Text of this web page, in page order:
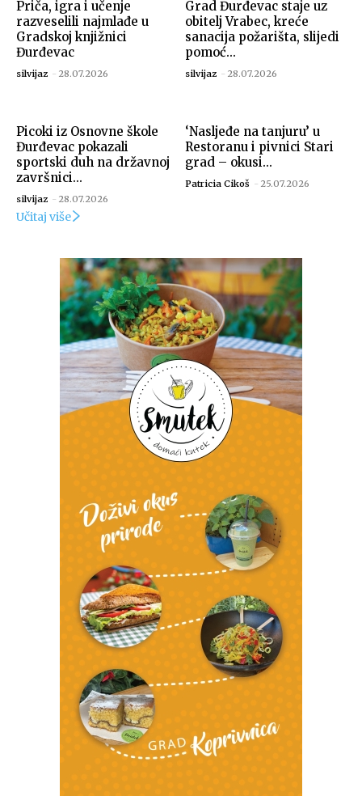
Foto: Marko Štefanov
Foto: Marko Štefanov
Priča, igra i učenje
razveselili najmlađe u
Gradskoj knjižnici
Đurđevac
silvijaz - 28.07.2026
Grad Đurđevac staje uz
obitelj Vrabec, kreće
sanacija požarišta, slijedi
pomoć...
silvijaz - 28.07.2026
Picoki iz Osnovne škole
Đurđevac pokazali
sportski duh na državnoj
završnici...
silvijaz - 28.07.2026
‘Nasljeđe na tanjuru’ u
Restoranu i pivnici Stari
grad – okusi...
Patricia Cikoš - 25.07.2026
Učitaj više